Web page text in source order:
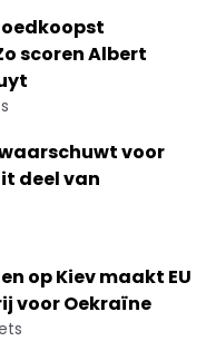
scoren Albert
voor
deel van
op Kiev maakt EU
voor Oekraïne